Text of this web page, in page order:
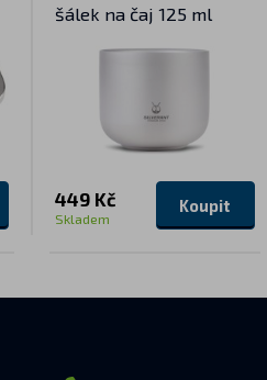
šálek na čaj 125 ml
449 Kč
Skladem
Koupit